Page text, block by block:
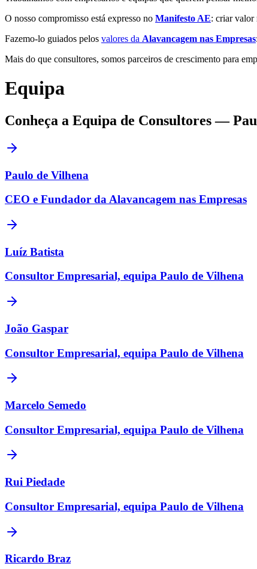
O nosso compromisso está expresso no Manifesto AE: criar valor
Fazemo-lo guiados pelos valores da Alavancagem nas Empresas
Mais do que consultores, somos parceiros de crescimento para
Equipa
Conheça a Equipa de Consultores —
Paulo de Vilhena
CEO e Fundador da Alavancagem nas Empresas
Luíz Batista
Consultor Empresarial, equipa Paulo de Vilhena
João Gaspar
Consultor Empresarial, equipa Paulo de Vilhena
Marcelo Semedo
Consultor Empresarial, equipa Paulo de Vilhena
Rui Piedade
Consultor Empresarial, equipa Paulo de Vilhena
Ricardo Braz